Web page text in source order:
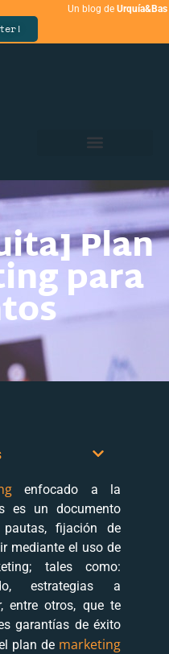
Un blog de Urquía&Bas
Plan
para
enfocado a la
es un documento
fijación de
mediante el uso de
tales como:
estrategias a
entre otros, que te
garantías de éxito
plan de marketing